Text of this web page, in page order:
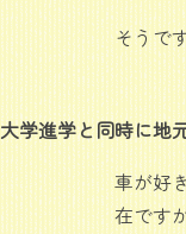
そうで
大学進学と同時に地
車が好
在です